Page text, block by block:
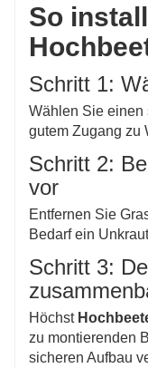
So
Schritt 1:
Wählen Sie einen
gutem Zugang zu
Schritt 2:
vor
Entfernen Sie
Bedarf ein
Schritt 3:
Höchst
zu montierenden
sicheren Aufbau